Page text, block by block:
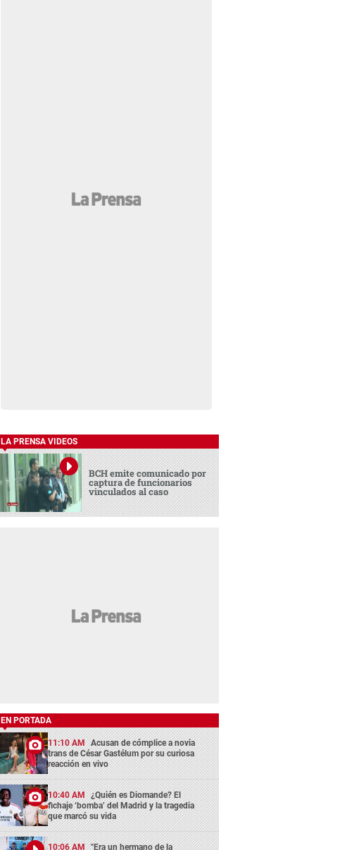
LA PRENSA VIDEOS
BCH emite comunicado por
captura de funcionarios
vinculados al caso
EN PORTADA
11:10 AM Acusan de cómplice a novia
trans de César Gastélum por su curiosa
reacción en vivo
10:40 AM ¿Quién es Diomande? El
fichaje ‘bomba’ del Madrid y la tragedia
que marcó su vida
10:06 AM "Era un hermano de la